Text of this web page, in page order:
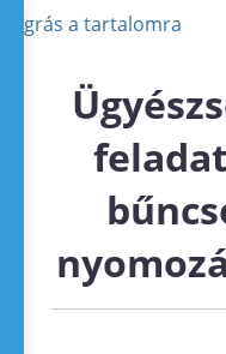
Ugrás a tartalomra